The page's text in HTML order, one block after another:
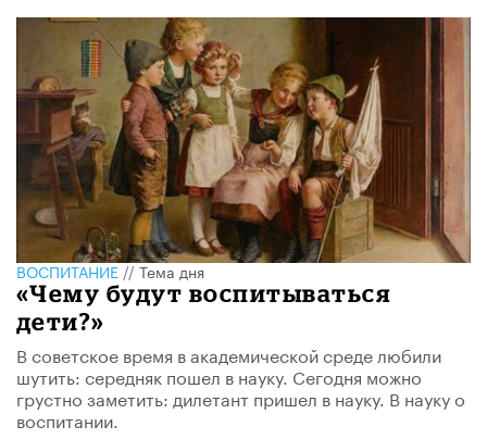
ВОСПИТАНИЕ//Тема дня
​«Чему будут воспитываться
дети?»
В советское время в академической среде любили
шутить: середняк пошел в науку. Сегодня можно
грустно заметить: дилетант пришел в науку. В науку о
воспитании.